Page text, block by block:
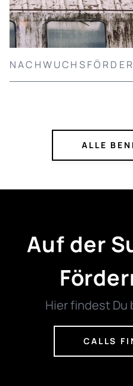
ALLE
Auf der
Hier findest
CALLS